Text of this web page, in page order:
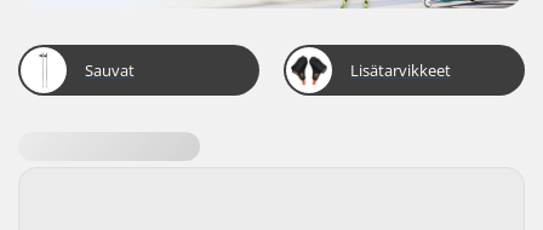
Sauvat Lisätarvikkeet